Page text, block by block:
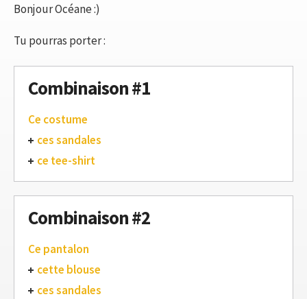
Bonjour Océane :)
Tu pourras porter :
Combinaison #1
Ce costume
ces sandales
ce tee-shirt
Combinaison #2
Ce pantalon
cette blouse
ces sandales